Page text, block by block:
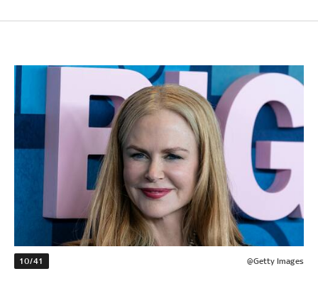
10/41 @Getty Images